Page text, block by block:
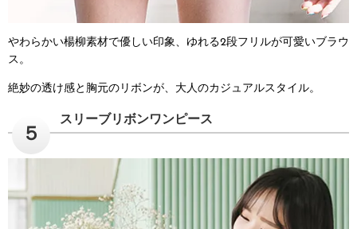
やわらかい楊柳素材で優しい印象、ゆれる2段フリルが可愛いブラウ
ス。
絶妙の透け感と胸元のリボンが、大人のカジュアルスタイル。
５
スリーブリボンワンピース